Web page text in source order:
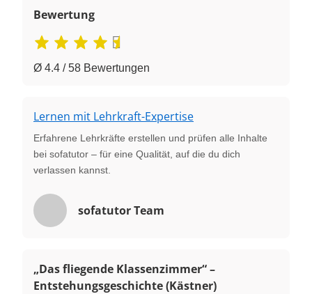
Bewertung
Ø 4.4 / 58 Bewertungen
Lernen mit Lehrkraft-Expertise
Erfahrene Lehrkräfte erstellen und prüfen alle Inhalte
bei sofatutor – für eine Qualität, auf die du dich
verlassen kannst.
sofatutor Team
„Das fliegende Klassenzimmer“ –
Entstehungsgeschichte (Kästner)